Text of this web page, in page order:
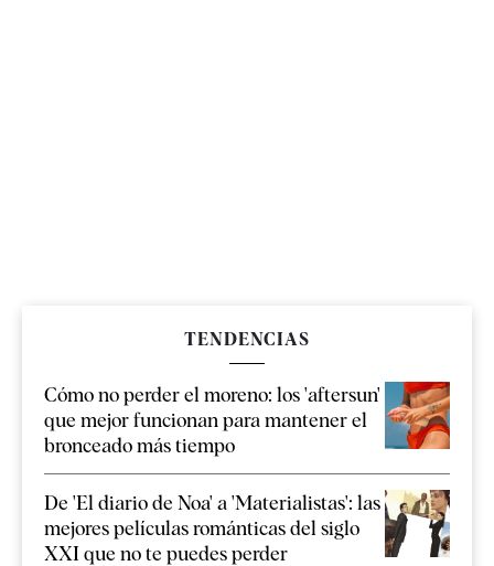
TENDENCIAS
Cómo no perder el moreno: los 'aftersun'
que mejor funcionan para mantener el
bronceado más tiempo
De 'El diario de Noa' a 'Materialistas': las
mejores películas románticas del siglo
XXI que no te puedes perder